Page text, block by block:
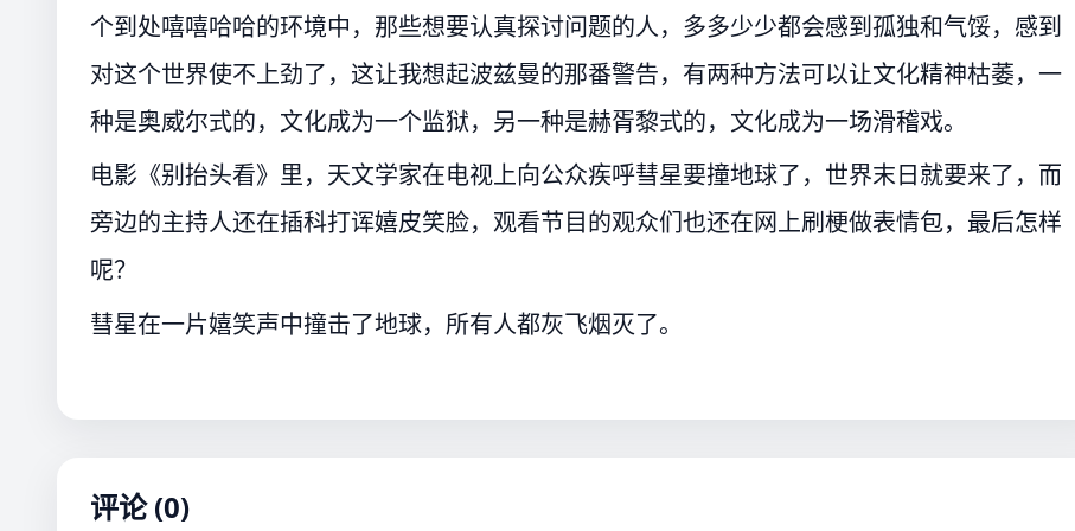
个到处嘻嘻哈哈的环境中，那些想要认真探讨问题的人，多多少少都会感到孤独和气馁，感到
对这个世界使不上劲了，这让我想起波兹曼的那番警告，有两种方法可以让文化精神枯萎，一
种是奥威尔式的，文化成为一个监狱，另一种是赫胥黎式的，文化成为一场滑稽戏。
电影《别抬头看》里，天文学家在电视上向公众疾呼彗星要撞地球了，世界末日就要来了，而
旁边的主持人还在插科打诨嬉皮笑脸，观看节目的观众们也还在网上刷梗做表情包，最后怎样
呢？
彗星在一片嬉笑声中撞击了地球，所有人都灰飞烟灭了。
评论 (0)